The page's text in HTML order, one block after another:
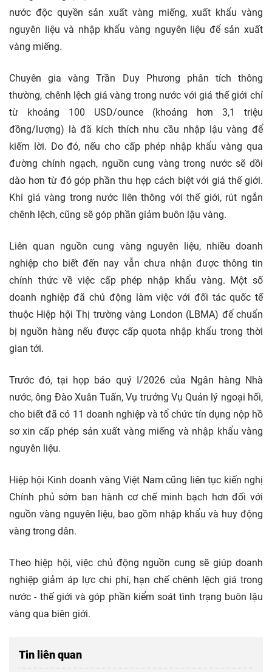
nước độc quyền sản xuất vàng miếng, xuất khẩu vàng
nguyên liệu và nhập khẩu vàng nguyên liệu để sản xuất
vàng miếng.
Chuyên gia vàng Trần Duy Phương phân tích thông
thường, chênh lệch giá vàng trong nước với giá thế giới chỉ
từ khoảng 100 USD/ounce (khoảng hơn 3,1 triệu
đồng/lượng) là đã kích thích nhu cầu nhập lậu vàng để
kiếm lời. Do đó, nếu cho cấp phép nhập khẩu vàng qua
đường chính ngạch, nguồn cung vàng trong nước sẽ dồi
dào hơn từ đó góp phần thu hẹp cách biệt với giá thế giới.
Khi giá vàng trong nước liên thông với thế giới, rút ngắn
chênh lệch, cũng sẽ góp phần giảm buôn lậu vàng.
Liên quan nguồn cung vàng nguyên liệu, nhiều doanh
nghiệp cho biết đến nay vẫn chưa nhận được thông tin
chính thức về việc cấp phép nhập khẩu vàng. Một số
doanh nghiệp đã chủ động làm việc với đối tác quốc tế
thuộc Hiệp hội Thị trường vàng London (LBMA) để chuẩn
bị nguồn hàng nếu được cấp quota nhập khẩu trong thời
gian tới.
Trước đó, tại họp báo quý I/2026 của Ngân hàng Nhà
nước, ông Đào Xuân Tuấn, Vụ trưởng Vụ Quản lý ngoại hối,
cho biết đã có 11 doanh nghiệp và tổ chức tín dụng nộp hồ
sơ xin cấp phép sản xuất vàng miếng và nhập khẩu vàng
nguyên liệu.
Hiệp hội Kinh doanh vàng Việt Nam cũng liên tục kiến nghị
Chính phủ sớm ban hành cơ chế minh bạch hơn đối với
nguồn vàng nguyên liệu, bao gồm nhập khẩu và huy động
vàng trong dân.
Theo hiệp hội, việc chủ động nguồn cung sẽ giúp doanh
nghiệp giảm áp lực chi phí, hạn chế chênh lệch giá trong
nước - thế giới và góp phần kiểm soát tình trạng buôn lậu
vàng qua biên giới.
Tin liên quan